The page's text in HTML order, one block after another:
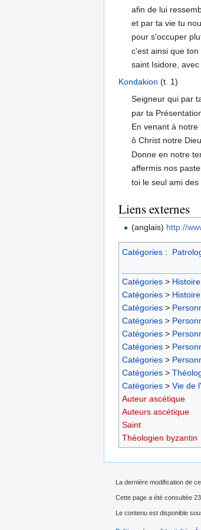
afin de lui
et par ta vie tu
pour s'occuper
c'est ainsi que ton
saint Isidore, avec
Kondakion (t. 1)
Seigneur qui par
par ta
En venant à notre
ô Christ notre
Donne en notre
affermis nos
toi le seul ami des
Liens externes
(anglais) http://
Catégories :
Catégories >
Catégories >
Catégories >
Catégories >
Catégories >
Catégories >
Catégories >
Catégories >
Catégories > Vie de
Auteur ascétique
Auteurs ascétique
Saint
Théologien byzantin
La dernière modification de
Cette page a été consultée 23
Le contenu est disponible